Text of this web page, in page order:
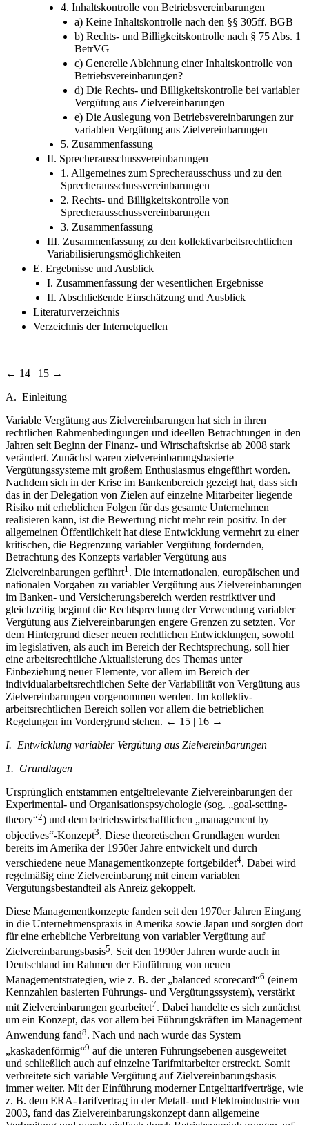
4. Inhaltskontrolle von Betriebsvereinbarungen
a) Keine Inhaltskontrolle nach den §§ 305ff. BGB
b) Rechts- und Billigkeitskontrolle nach § 75 Abs. 1
BetrVG
c) Generelle Ablehnung einer Inhaltskontrolle von
Betriebsvereinbarungen?
d) Die Rechts- und Billigkeitskontrolle bei variabler
Vergütung aus Zielvereinbarungen
e) Die Auslegung von Betriebsvereinbarungen zur
variablen Vergütung aus Zielvereinbarungen
5. Zusammenfassung
II. Sprecherausschussvereinbarungen
1. Allgemeines zum Sprecherausschuss und zu den
Sprecherausschussvereinbarungen
2. Rechts- und Billigkeitskontrolle von
Sprecherausschussvereinbarungen
3. Zusammenfassung
III. Zusammenfassung zu den kollektivarbeitsrechtlichen
Variabilisierungsmöglichkeiten
E. Ergebnisse und Ausblick
I. Zusammenfassung der wesentlichen Ergebnisse
II. Abschließende Einschätzung und Ausblick
Literaturverzeichnis
Verzeichnis der Internetquellen
← 14 | 15 →
A. Einleitung
Variable Vergütung aus Zielvereinbarungen hat sich in ihren
rechtlichen Rahmenbedingungen und ideellen Betrachtungen in den
Jahren seit Beginn der Finanz- und Wirtschaftskrise ab 2008 stark
verändert. Zunächst waren zielvereinbarungsbasierte
Vergütungssysteme mit großem Enthusiasmus eingeführt worden.
Nachdem sich in der Krise im Bankenbereich gezeigt hat, dass sich
das in der Delegation von Zielen auf einzelne Mitarbeiter liegende
Risiko mit erheblichen Folgen für das gesamte Unternehmen
realisieren kann, ist die Bewertung nicht mehr rein positiv. In der
allgemeinen Öffentlichkeit hat diese Entwicklung vermehrt zu einer
kritischen, die Begrenzung variabler Vergütung fordernden,
Betrachtung des Konzepts variabler Vergütung aus
Zielvereinbarungen geführt1 . Die internationalen, europäischen und
nationalen Vorgaben zu variabler Vergütung aus Zielvereinbarungen
im Banken- und Versicherungsbereich werden restriktiver und
gleichzeitig beginnt die Rechtsprechung der Verwendung variabler
Vergütung aus Zielvereinbarungen engere Grenzen zu setzten. Vor
dem Hintergrund dieser neuen rechtlichen Entwicklungen, sowohl
im legislativen, als auch im Bereich der Rechtsprechung, soll hier
eine arbeitsrechtliche Aktualisierung des Themas unter
Einbeziehung neuer Elemente, vor allem im Bereich der
individualarbeitsrechtlichen Seite der Variabilität von Vergütung aus
Zielvereinbarungen vorgenommen werden. Im kollektiv-
arbeitsrechtlichen Bereich sollen vor allem die betrieblichen
Regelungen im Vordergrund stehen. ← 15 | 16 →
I. Entwicklung variabler Vergütung aus Zielvereinbarungen
1. Grundlagen
Ursprünglich entstammen entgeltrelevante Zielvereinbarungen der
Experimental- und Organisationspsychologie (sog. „goal-setting-
theory“2) und dem betriebswirtschaftlichen „management by
objectives“-Konzept3. Diese theoretischen Grundlagen wurden
bereits im Amerika der 1950er Jahre entwickelt und durch
verschiedene neue Managementkonzepte fortgebildet4. Dabei wird
regelmäßig eine Zielvereinbarung mit einem variablen
Vergütungsbestandteil als Anreiz gekoppelt.
Diese Managementkonzepte fanden seit den 1970er Jahren Eingang
in die Unternehmenspraxis in Amerika sowie Japan und sorgten dort
für eine erhebliche Verbreitung von variabler Vergütung auf
Zielvereinbarungsbasis5. Seit den 1990er Jahren wurde auch in
Deutschland im Rahmen der Einführung von neuen
Managementstrategien, wie z. B. der „balanced scorecard“6 (einem
Kennzahlen basierten Führungs- und Vergütungssystem), verstärkt
mit Zielvereinbarungen gearbeitet7. Dabei handelte es sich zunächst
um ein Konzept, das vor allem bei Führungskräften im Management
Anwendung fand8. Nach und nach wurde das System
„kaskadenförmig“9 auf die unteren Führungsebenen ausgeweitet
und schließlich auch auf einzelne Tarifmitarbeiter erstreckt. Somit
verbreitete sich variable Vergütung auf Zielvereinbarungsbasis
immer weiter. Mit der Einführung moderner Entgelttarifverträge, wie
z. B. dem ERA-Tarifvertrag in der Metall- und Elektroindustrie von
2003, fand das Zielvereinbarungskonzept dann allgemeine